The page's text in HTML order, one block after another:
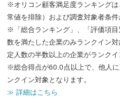
※オリコン顧客満足度ランキング
常値を排除）および調査対象者条
※「総合ランキング」、「評価項目
数を満たした企業のみランクイン
定人数の半数以上の企業がランクイ
※総合得点が60.0点以上で、他人
ンクイン対象となります。
≫ 詳細はこちら